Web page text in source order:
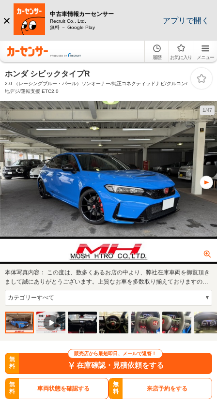
中古車情報カーセンサー
Recruit Co., Ltd.
無料 － Google Play
アプリで開く
履歴 お気に入り メニュー
ホンダ シビックタイプR
2.0 （レーシングブルー・パール）ワンオーナー/純正コネクティッドナビ/クルコン/
地デジ/運転支援 ETC2.0
1/47
本体写真内容： この度は、数多くあるお店の中より、弊社在庫車両を御覧頂き
まして誠にありがとうございます。上質なお車を多数取り揃えておりますの
で、ごゆっく…
販売店から最短即日、メールで返答！
無
料
在庫確認・見積依頼をする
無
料
車両状態を確認する
無
料
来店予約をする